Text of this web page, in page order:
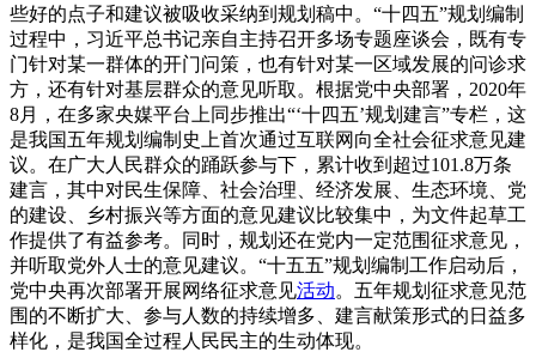
些好的点子和建议被吸收采纳到规划稿中。“十四五”规划编制
过程中，习近平总书记亲自主持召开多场专题座谈会，既有专
门针对某一群体的开门问策，也有针对某一区域发展的问诊求
方，还有针对基层群众的意见听取。根据党中央部署，2020年
8月，在多家央媒平台上同步推出“‘十四五’规划建言”专栏，这
是我国五年规划编制史上首次通过互联网向全社会征求意见建
议。在广大人民群众的踊跃参与下，累计收到超过101.8万条
建言，其中对民生保障、社会治理、经济发展、生态环境、党
的建设、乡村振兴等方面的意见建议比较集中，为文件起草工
作提供了有益参考。同时，规划还在党内一定范围征求意见，
并听取党外人士的意见建议。“十五五”规划编制工作启动后，
党中央再次部署开展网络征求意见活动。五年规划征求意见范
围的不断扩大、参与人数的持续增多、建言献策形式的日益多
样化，是我国全过程人民民主的生动体现。